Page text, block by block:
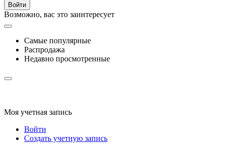
Войти
Возможно, вас это заинтересует
Самые популярные
Распродажа
Недавно просмотренные
Моя учетная запись
Войти
Создать учетную запись